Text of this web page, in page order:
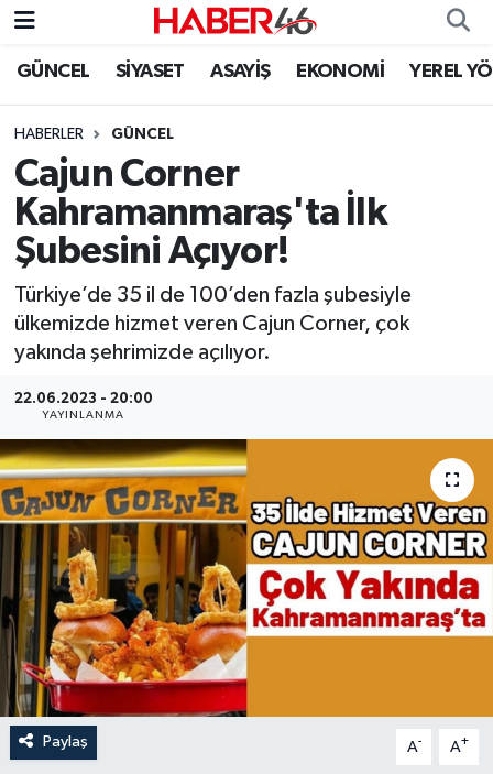
GÜNCEL SİYASET ASAYİŞ EKONOMİ YEREL
HABERLER GÜNCEL
Cajun Corner
Kahramanmaraş'ta İlk
Şubesini Açıyor!
Türkiye’de 35 il de 100’den fazla şubesiyle
ülkemizde hizmet veren Cajun Corner, çok
yakında şehrimizde açılıyor.
22.06.2023 - 20:00
YAYINLANMA
Paylaş A- A+
GÜNCEL
SİYASET
EKONOMİ
SPOR
YAŞAM
TEKNOLOJİ
SAĞLIK
EĞİTİM
İLÇE HABERLERİ
KÜLTÜR-SANAT
KSÜ
DÜNYA
ROPORTAJ
Nöbetçi Eczaneler
Hava Durumu
Kahramanmaraş Namaz Vakitleri
Trafik Durumu
Süper Lig Puan Durumu ve Fikstür
Tüm Manşetler
Son Dakika Haberleri
Haber Arşivi